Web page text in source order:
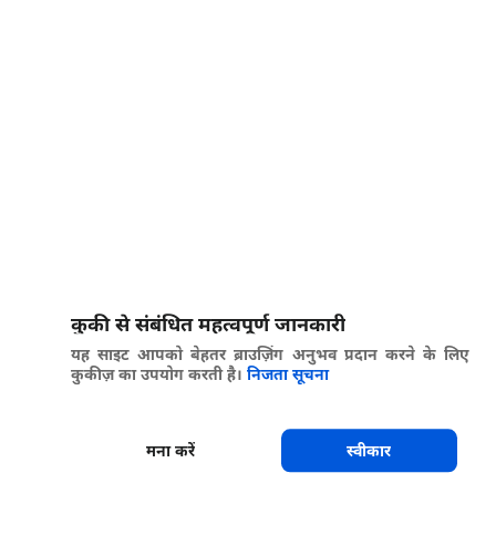
कुकी से संबंधित महत्वपूर्ण जानकारी
यह साइट आपको बेहतर ब्राउज़िंग अनुभव प्रदान करने के लिए
कुकीज़ का उपयोग करती है। निजता सूचना
मना करें स्वीकार